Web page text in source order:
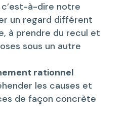
c’est-à-dire notre
un regard différent
à prendre du recul et
sous un autre
rationnel
les causes et
de façon concrète